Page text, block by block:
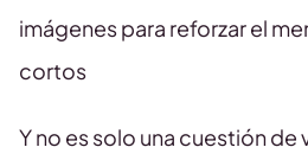
imágenes para reforzar el
cortos
Y no es solo una cuestión